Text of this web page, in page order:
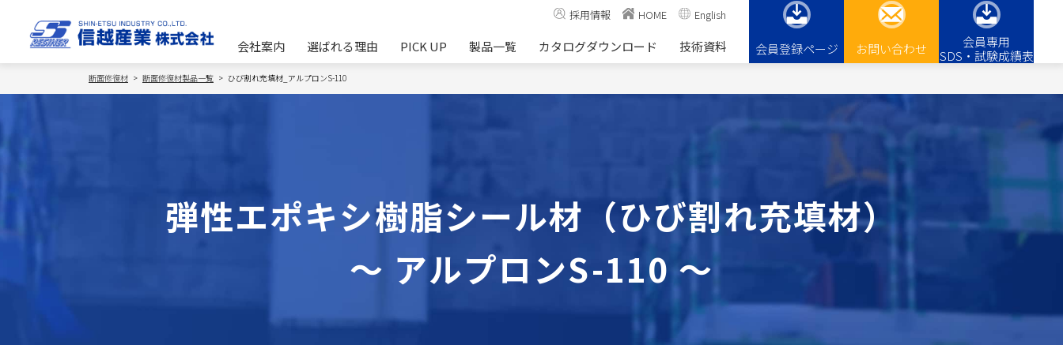
採用情報 HOME English
会社案内 選ばれる理由 PICK UP 製品一覧 カタログダウンロード 技術資料 会員登録ページ お問い合わせ
会員専用
SDS・試験成績表
断面修復材 断面修復材製品一覧 ひび割れ充填材_アルプロンS-110
弾性エポキシ樹脂シール材（ひび割れ充填材）
～ アルプロンS-110 ～